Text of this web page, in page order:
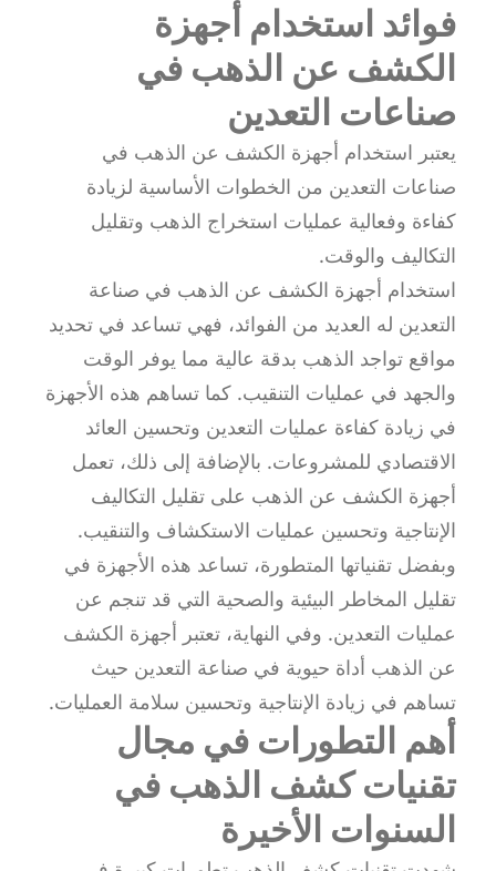
فوائد استخدام أجهزة
الكشف عن الذهب في
صناعات التعدين
يعتبر استخدام أجهزة الكشف عن الذهب في
صناعات التعدين من الخطوات الأساسية لزيادة
كفاءة وفعالية عمليات استخراج الذهب وتقليل
التكاليف والوقت.
استخدام أجهزة الكشف عن الذهب في صناعة
التعدين له العديد من الفوائد، فهي تساعد في تحديد
مواقع تواجد الذهب بدقة عالية مما يوفر الوقت
والجهد في عمليات التنقيب. كما تساهم هذه الأجهزة
في زيادة كفاءة عمليات التعدين وتحسين العائد
الاقتصادي للمشروعات. بالإضافة إلى ذلك، تعمل
أجهزة الكشف عن الذهب على تقليل التكاليف
الإنتاجية وتحسين عمليات الاستكشاف والتنقيب.
وبفضل تقنياتها المتطورة، تساعد هذه الأجهزة في
تقليل المخاطر البيئية والصحية التي قد تنجم عن
عمليات التعدين. وفي النهاية، تعتبر أجهزة الكشف
عن الذهب أداة حيوية في صناعة التعدين حيث
تساهم في زيادة الإنتاجية وتحسين سلامة العمليات.
أهم التطورات في مجال
تقنيات كشف الذهب في
السنوات الأخيرة